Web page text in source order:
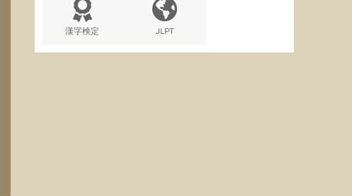
漢字検定 JLPT